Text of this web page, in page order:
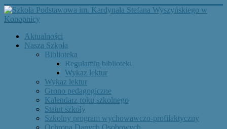
Aktualności
Nasza Szkoła
Biblioteka
Regulamin biblioteki
Wykaz lektur
Wykaz lektur
Grono pedagogiczne
Kalendarz roku szkolnego
Statut szkoły
Szkolny program wychowawczo-profilaktyczny
Ochrona Danych Osobowych